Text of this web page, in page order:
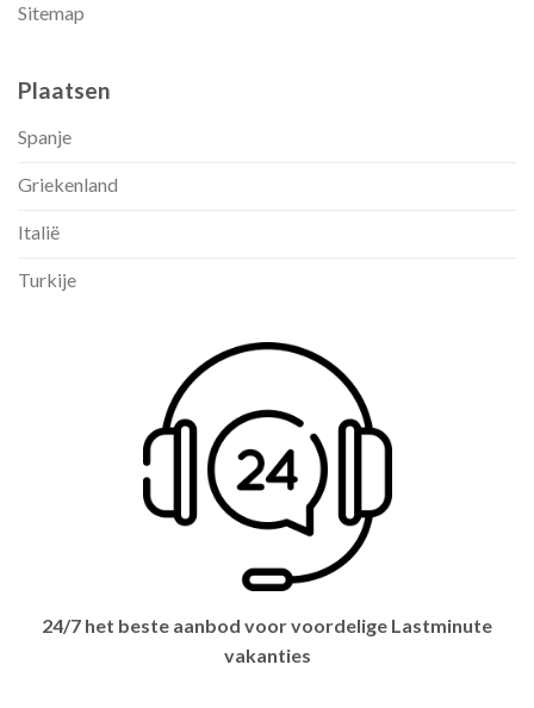
Sitemap
Plaatsen
Spanje
Griekenland
Italië
Turkije
24/7 het beste aanbod voor voordelige Lastminute
vakanties